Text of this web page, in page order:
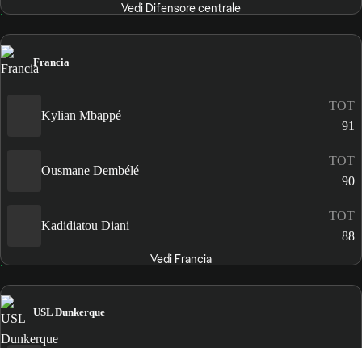
Vedi Difensore centrale
Francia
Kylian Mbappé
TOT
91
Ousmane Dembélé
TOT
90
Kadidiatou Diani
TOT
88
Vedi Francia
USL Dunkerque